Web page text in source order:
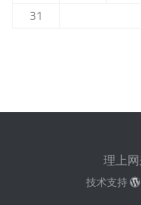
31
理上网
技术支持